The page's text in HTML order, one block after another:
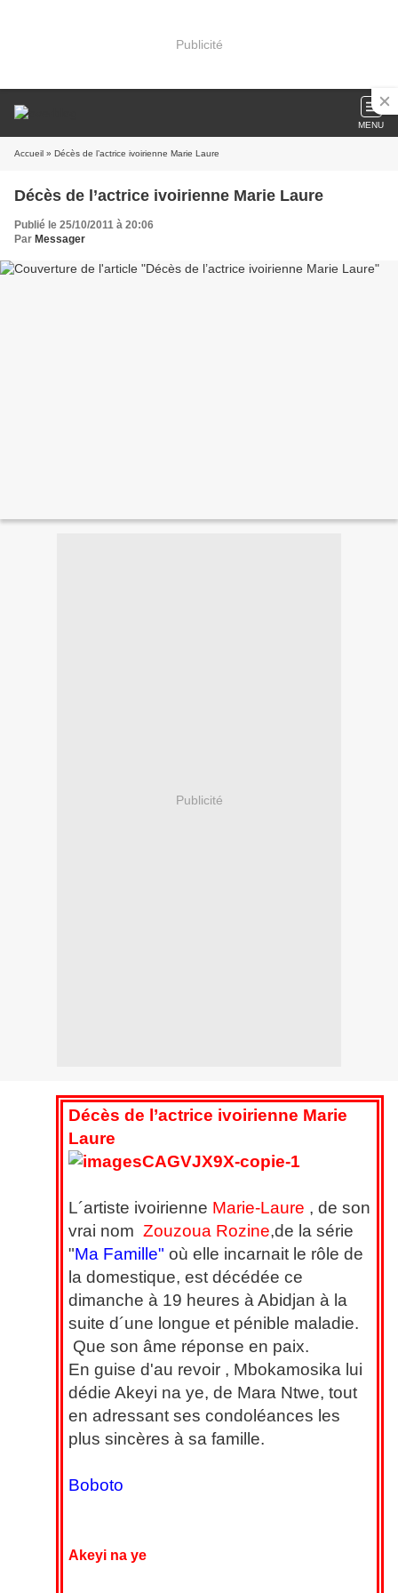
Publicité
MENU
Accueil » Décès de l’actrice ivoirienne Marie Laure
Décès de l’actrice ivoirienne Marie Laure
Publié le 25/10/2011 à 20:06
Par Messager
Publicité
Décès de l’actrice ivoirienne Marie
Laure
L´artiste ivoirienne Marie-Laure , de son
vrai nom Zouzoua Rozine,de la série
"Ma Famille" où elle incarnait le rôle de
la domestique, est décédée ce
dimanche à 19 heures à Abidjan à la
suite d´une longue et pénible maladie.
Que son âme réponse en paix.
En guise d'au revoir , Mbokamosika lui
dédie Akeyi na ye, de Mara Ntwe, tout
en adressant ses condoléances les
plus sincères à sa famille.
Boboto
Akeyi na ye